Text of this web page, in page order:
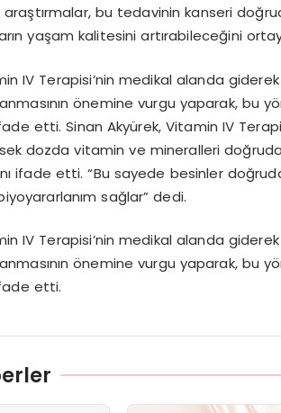
araştırmalar, bu tedavinin kanseri
yaşam kalitesini artırabileceğini
IV Terapisi’nin medikal alanda
önemine vurgu yaparak, bu
etti. Sinan Akyürek, Vitamin IV
dozda vitamin ve mineralleri
ifade etti. “Bu sayede besinler
sağlar” dedi.
IV Terapisi’nin medikal alanda
önemine vurgu yaparak, bu
etti.